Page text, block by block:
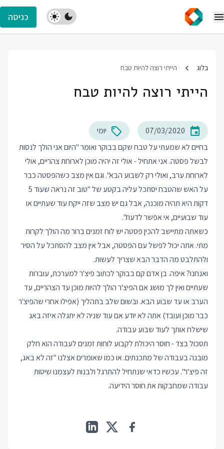
כניסה
בלוג הייתי רוצה להיות טבח
הייתי רוצה להיות טבח
07/03/2020
יומי
בחיים לא שמעתי על טבח שקם בבוקר ואומר "היום אני הולך לנסות
לבשל פסטה. אני אתחיל - אולי זה יהיה מוכן לארוחת צהריים, אולי
לארוחת ערב, ואולי רק לשבוע הבא". וגם אין מצב כשהפסטה כבר
על האש שהטבח יסתכל עליה בקטע של "טוב זה נראה שעוד 5
דקות היא תהיה מוכנה, אבל גם יש מצב שזה ייקח עוד שעתיים או
עוד שבועיים, אי אפשר לדעת".
כשאתה מתיישב להכין פסטה יש לוח זמנים ברור מה הולך לקרות
מתי. אתה יכול לפשל עם הפסטה, אבל אין מצב להסתכל על הסיר
ולהתלבט מה הדבר הבא שצריך לעשות.
ואנחנו? איפה. בן אדם קם בבוקר לכתוב פיצ'ר למערכת, עוברות
שעתיים ואין לך מושג אם הפיצ'ר הולך להיות מוכן עד הצהריים, עד
הערב או עד שבוע הבא. ובשום שלב בתהליך (אפילו אחרי שהפיצ'ר
כבר מוכן ועובד) אתה לא יודע אם עוד שניה לא יתגלה איזה באג
שישלח אותך לעוד שבוע עבודה.
תסכול בצד - חוסר היכולת לקבוע לוחות זמנים לעבודה הוא חלק
מובנה בעבודה של מתכנתים. או כמו שאומרים אצלנו "זה לא באג,
זה פיצ'ר". עכשיו כדאי שנתחיל להתרגל ולבנות לעצמנו שיטות
עבודה שמחבקות את חוסר הידיעה.